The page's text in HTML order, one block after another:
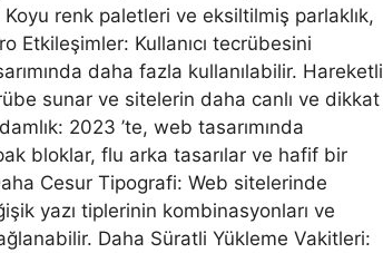
renk paletleri ve eksiltilmiş parlaklık,
Etkileşimler: Kullanıcı tecrübesini
daha fazla kullanılabilir. Hareketli
sunar ve sitelerin daha canlı ve dikkat
2023 ’te, web tasarımında
bloklar, flu arka tasarılar ve hafif bir
Cesur Tipografi: Web sitelerinde
yazı tiplerinin kombinasyonları ve
Daha Süratli Yükleme Vakitleri: